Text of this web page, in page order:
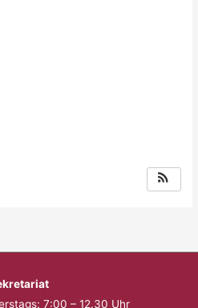
7:00 – 12.30 Uhr